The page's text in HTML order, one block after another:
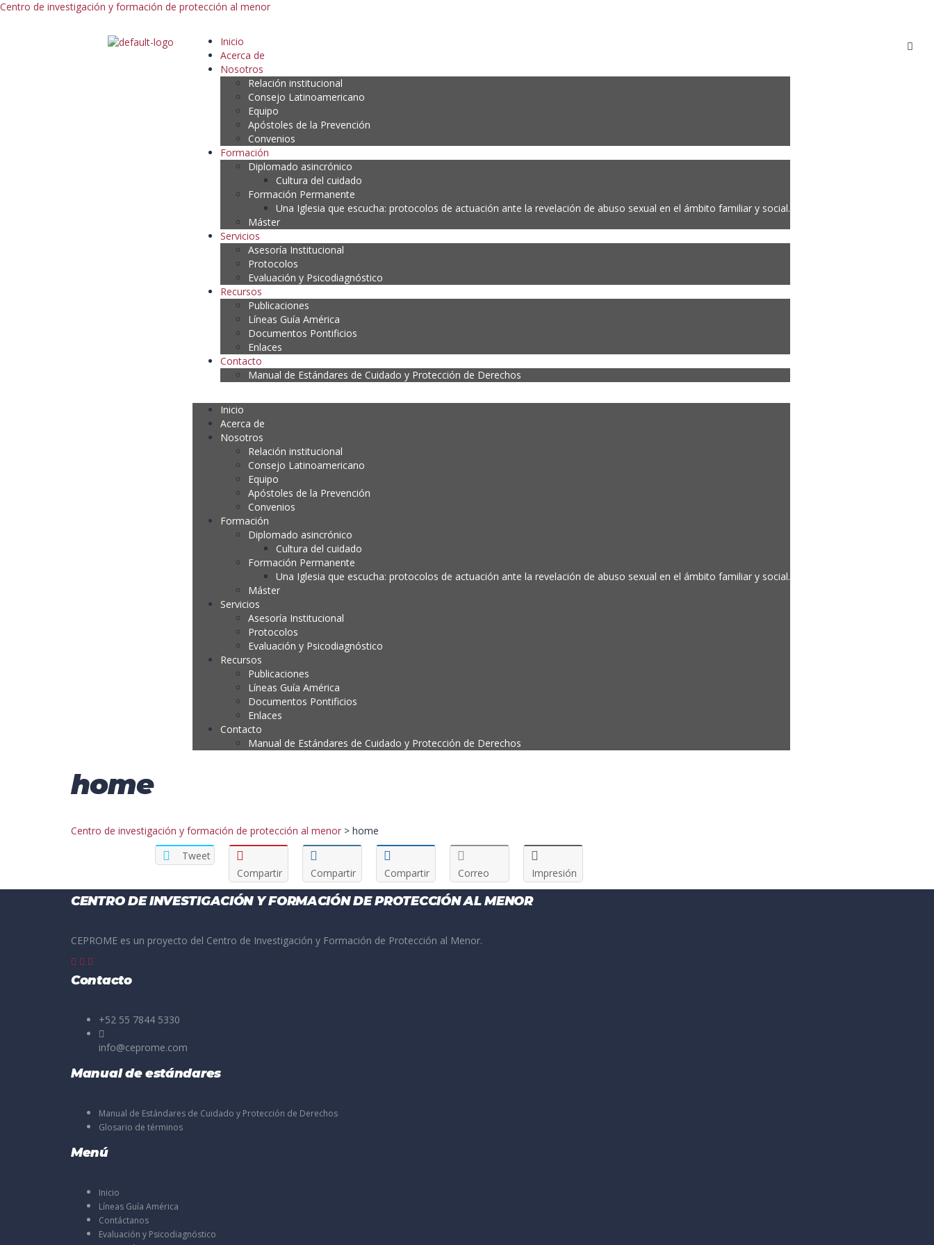
Centro de investigación y formación de protección al menor
Inicio
Acerca de
Nosotros
Relación institucional
Consejo Latinoamericano
Equipo
Apóstoles de la Prevención
Convenios
Formación
Diplomado asincrónico
Cultura del cuidado
Formación Permanente
Una Iglesia que escucha: protocolos de actuación ante la revelación de abuso sexual en el ámbito familiar y social.
Máster
Servicios
Asesoría Institucional
Protocolos
Evaluación y Psicodiagnóstico
Recursos
Publicaciones
Líneas Guía América
Documentos Pontificios
Enlaces
Contacto
Manual de Estándares de Cuidado y Protección de Derechos
Inicio
Acerca de
Nosotros
Relación institucional
Consejo Latinoamericano
Equipo
Apóstoles de la Prevención
Convenios
Formación
Diplomado asincrónico
Cultura del cuidado
Formación Permanente
Una Iglesia que escucha: protocolos de actuación ante la revelación de abuso sexual en el ámbito familiar y social.
Máster
Servicios
Asesoría Institucional
Protocolos
Evaluación y Psicodiagnóstico
Recursos
Publicaciones
Líneas Guía América
Documentos Pontificios
Enlaces
Contacto
Manual de Estándares de Cuidado y Protección de Derechos
home
Centro de investigación y formación de protección al menor > home
Tweet
Compartir
Compartir Compartir Correo Impresión
CENTRO DE INVESTIGACIÓN Y FORMACIÓN DE PROTECCIÓN AL MENOR
CEPROME es un proyecto del Centro de Investigación y Formación de Protección al Menor.
Contacto
+52 55 7844 5330
info@ceprome.com
Manual de estándares
Manual de Estándares de Cuidado y Protección de Derechos
Glosario de términos
Menú
Inicio
Líneas Guía América
Contáctanos
Evaluación y Psicodiagnóstico